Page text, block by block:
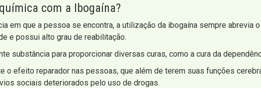
com a Ibogaína?
em que a pessoa se encontra, a utilização da ibogaína sempre abrevia
e possui alto grau de reabilitação.
substância para proporcionar diversas curas, como a cura da
o efeito reparador nas pessoas, que além de terem suas funções
sociais deteriorados pelo uso de drogas.